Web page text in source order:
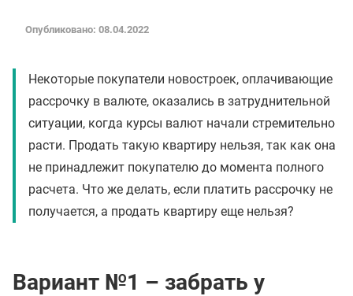
Опубликовано: 08.04.2022
Некоторые покупатели новостроек, оплачивающие
рассрочку в валюте, оказались в затруднительной
ситуации, когда курсы валют начали стремительно
расти. Продать такую квартиру нельзя, так как она
не принадлежит покупателю до момента полного
расчета. Что же делать, если платить рассрочку не
получается, а продать квартиру еще нельзя?
Вариант №1 – забрать у